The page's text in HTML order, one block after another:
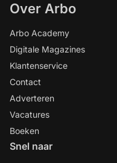
Over Arbo
Arbo Academy
Digitale Magazines
Klantenservice
Contact
Adverteren
Vacatures
Boeken
Snel naar